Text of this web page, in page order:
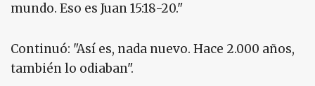
mundo. Eso es Juan 15:18-20."
Continuó: "Así es, nada nuevo. Hace 2.000 años,
también lo odiaban".